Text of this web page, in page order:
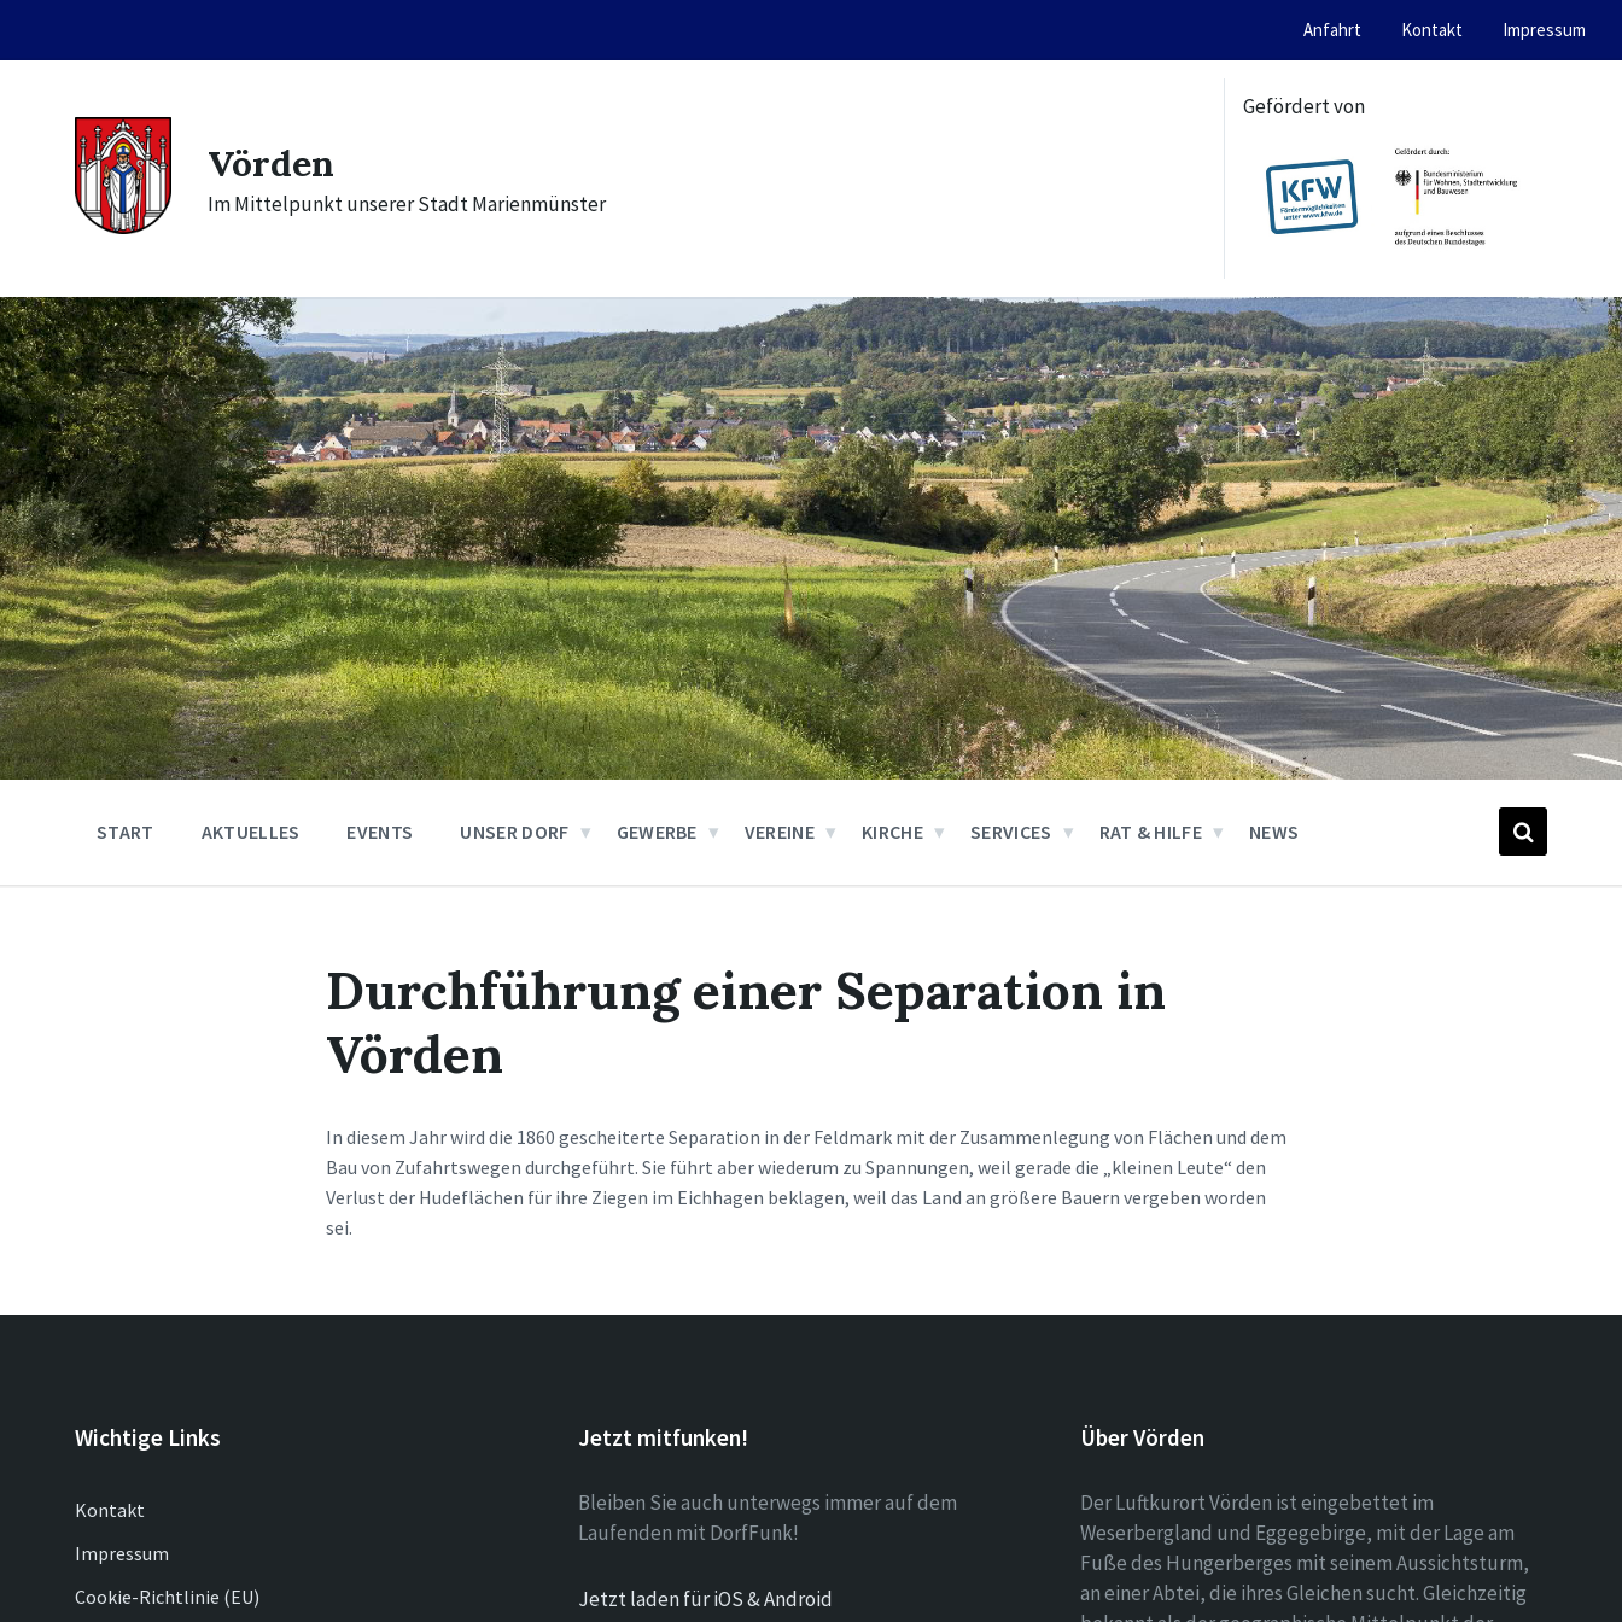
content
main
footer
Anfahrt Kontakt Impressum
Vörden
Im Mittelpunkt unserer Stadt Marienmünster
Gefördert von
START AKTUELLES EVENTS UNSER DORF GEWERBE VEREINE KIRCHE SERVICES RAT & HILFE NEWS
Durchführung einer Separation in
Vörden
In diesem Jahr wird die 1860 gescheiterte Separation in der Feldmark mit der Zusammenlegung von Flächen und dem
Bau von Zufahrtswegen durchgeführt. Sie führt aber wiederum zu Spannungen, weil gerade die „kleinen Leute“ den
Verlust der Hudeflächen für ihre Ziegen im Eichhagen beklagen, weil das Land an größere Bauern vergeben worden
sei.
Wichtige Links
Kontakt
Impressum
Cookie-Richtlinie (EU)
Jetzt mitfunken!
Bleiben Sie auch unterwegs immer auf dem
Laufenden mit DorfFunk!
Jetzt laden für iOS & Android
Über Vörden
Der Luftkurort Vörden ist eingebettet im
Weserbergland und Eggegebirge, mit der Lage am
Fuße des Hungerberges mit seinem Aussichtsturm,
an einer Abtei, die ihres Gleichen sucht. Gleichzeitig